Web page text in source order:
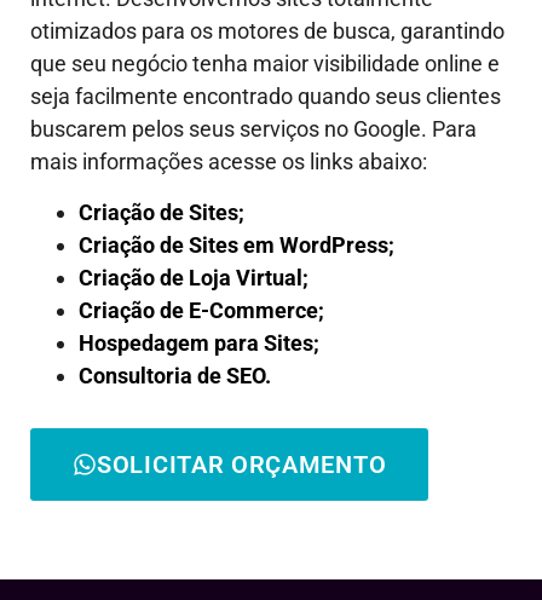
otimizados para os motores de busca, garantindo
que seu negócio tenha maior visibilidade online e
seja facilmente encontrado quando seus clientes
buscarem pelos seus serviços no Google. Para
mais informações acesse os links abaixo:
Criação de Sites;
Criação de Sites em WordPress;
Criação de Loja Virtual;
Criação de E-Commerce;
Hospedagem para Sites;
Consultoria de SEO.
SOLICITAR ORÇAMENTO